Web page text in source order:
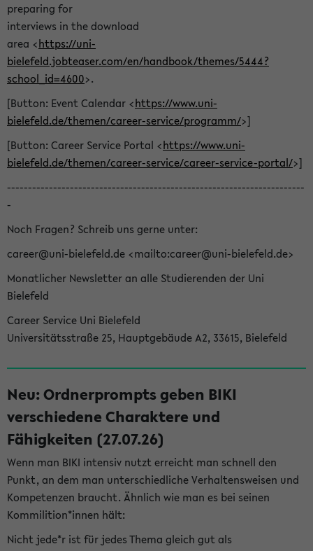
preparing for
interviews in the download
area <https://uni-
bielefeld.jobteaser.com/en/handbook/themes/5444?
school_id=4600>.
[Button: Event Calendar <https://www.uni-
bielefeld.de/themen/career-service/programm/>]
[Button: Career Service Portal <https://www.uni-
bielefeld.de/themen/career-service/career-service-portal/>]
-----------------------------------------------------------------------
-
Noch Fragen? Schreib uns gerne unter:
career@uni-bielefeld.de <mailto:career@uni-bielefeld.de>
Monatlicher Newsletter an alle Studierenden der Uni
Bielefeld
Career Service Uni Bielefeld
Universitätsstraße 25, Hauptgebäude A2, 33615, Bielefeld
Neu: Ordnerprompts geben BIKI
verschiedene Charaktere und
Fähigkeiten (27.07.26)
Wenn man BIKI intensiv nutzt erreicht man schnell den
Punkt, an dem man unterschiedliche Verhaltensweisen und
Kompetenzen braucht. Ähnlich wie man es bei seinen
Kommilition*innen hält:
Nicht jede*r ist für jedes Thema gleich gut als